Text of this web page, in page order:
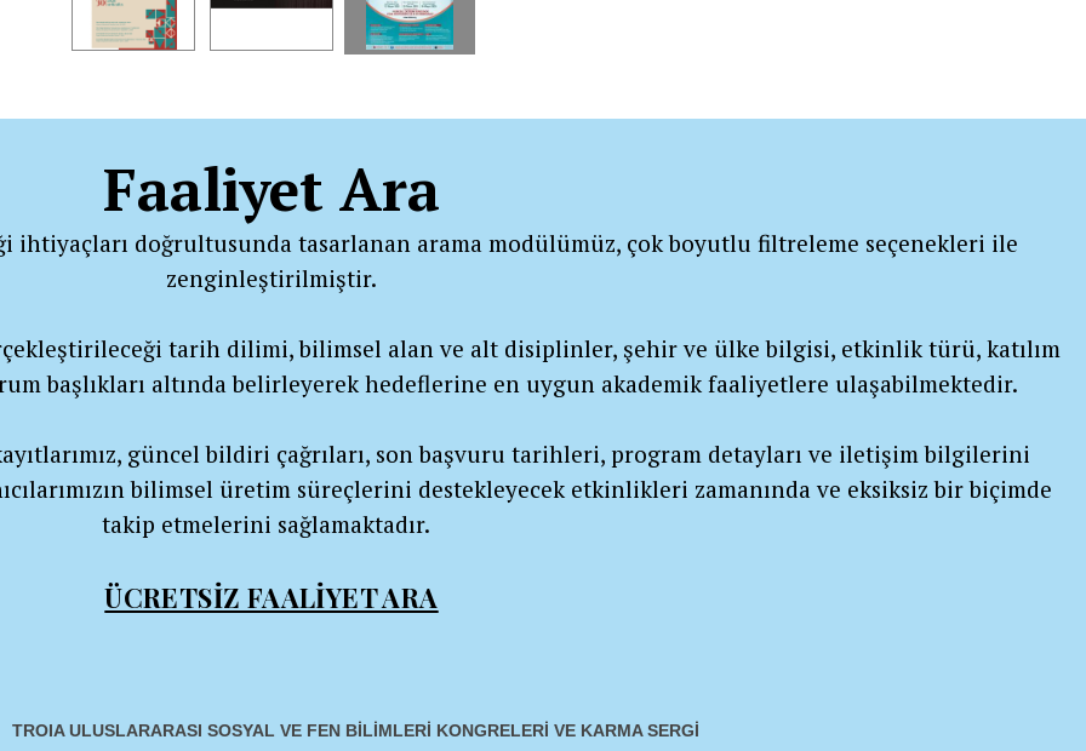
Faaliyet Ara
ihtiyaçları doğrultusunda tasarlanan arama modülümüz, çok boyutlu filtreleme seçenekleri ile
zenginleştirilmiştir.
tarih dilimi, bilimsel alan ve alt disiplinler, şehir ve ülke bilgisi, etkinlik türü, katılım
başlıkları altında belirleyerek hedeflerine en uygun akademik faaliyetlere ulaşabilmektedir.
güncel bildiri çağrıları, son başvuru tarihleri, program detayları ve iletişim bilgilerini
bilimsel üretim süreçlerini destekleyecek etkinlikleri zamanında ve eksiksiz bir biçimde
takip etmelerini sağlamaktadır.
ÜCRETSİZ FAALİYET ARA
TROIA ULUSLARARASI SOSYAL VE FEN BİLİMLERİ KONGRELERİ VE KARMA SERGİ